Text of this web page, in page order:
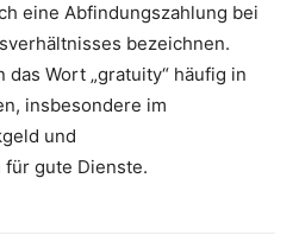
eine Abfindungszahlung bei
bezeichnen.
Wort „gratuity“ häufig in
insbesondere im
und
gute Dienste.